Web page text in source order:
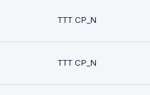
TTT CP_N
TTT CP_N